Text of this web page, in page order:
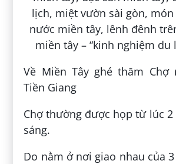
Về Miền Tây ghé thăm Chợ
Tiền Giang
Chợ thường được họp từ lúc 2
sáng.
Do nằm ở nơi giao nhau của